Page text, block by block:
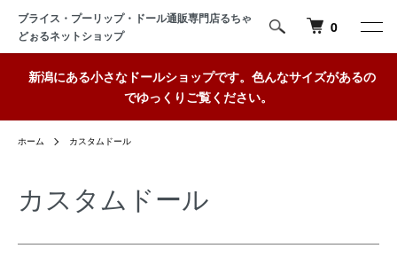
ブライス・プーリップ・ドール通販専門店るちゃ
どぉるネットショップ
0
新潟にある小さなドールショップです。色んなサイズがあるの
でゆっくりご覧ください。
ホーム カスタムドール
カスタムドール